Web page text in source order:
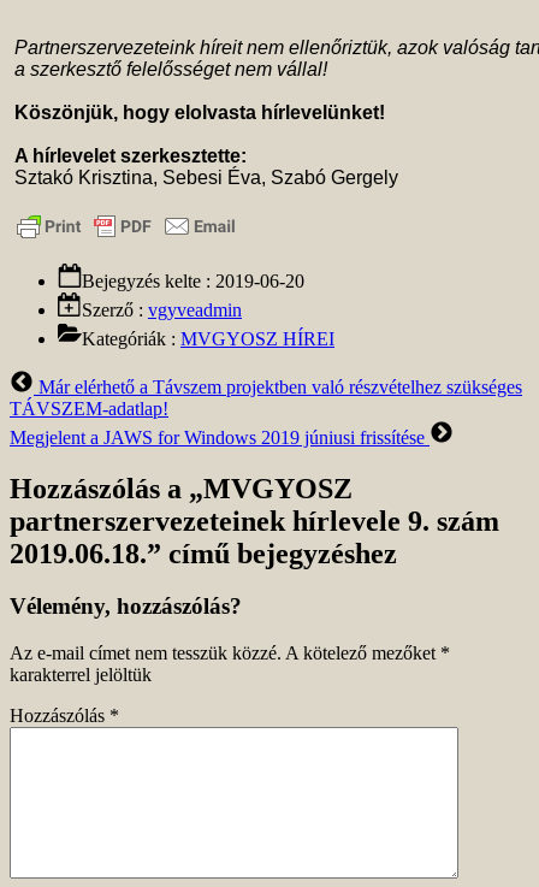
Partnerszervezeteink híreit nem ellenőriztük, azok valóság
a szerkesztő felelősséget nem vállal!
Köszönjük, hogy elolvasta hírlevelünket!
A hírlevelet szerkesztette:
Sztakó Krisztina, Sebesi Éva, Szabó Gergely
Bejegyzés kelte : 2019-06-20
Szerző : vgyveadmin
Kategóriák : MVGYOSZ HÍREI
Előző
bejegyzés
Már elérhető a Távszem projektben való részvételhez szükséges
TÁVSZEM-adatlap!
Következő
bejegyzés
Megjelent a JAWS for Windows 2019 júniusi frissítése
Hozzászólás a „MVGYOSZ
partnerszervezeteinek hírlevele 9. szám
2019.06.18.” című bejegyzéshez
Vélemény, hozzászólás?
Az e-mail címet nem tesszük közzé. A kötelező mezőket *
karakterrel jelöltük
Hozzászólás *